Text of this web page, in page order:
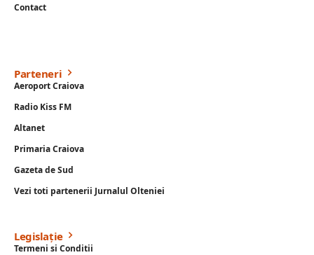
Contact
Parteneri
Aeroport Craiova
Radio Kiss FM
Altanet
Primaria Craiova
Gazeta de Sud
Vezi toti partenerii Jurnalul Olteniei
Legislație
Termeni si Conditii